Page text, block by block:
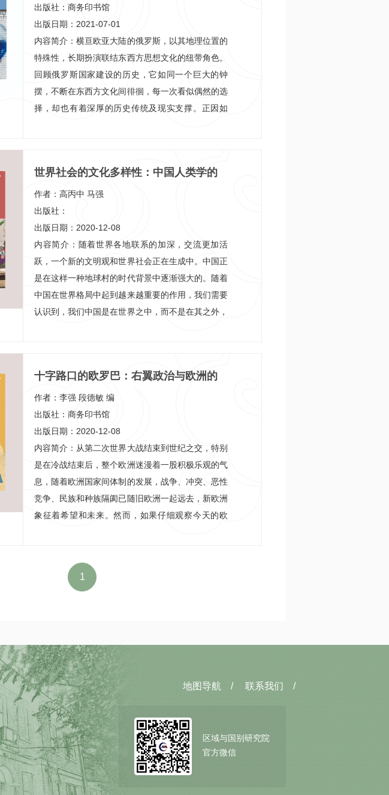
政治的运作和走向。
出版社：商务印书馆
出版日期：2021-07-01
内容简介：横亘欧亚大陆的俄罗斯，以其地理位置的
特殊性，长期扮演联结东西方思想文化的纽带角色。
回顾俄罗斯国家建设的历史，它如同一个巨大的钟
摆，不断在东西方文化间徘徊，每一次看似偶然的选
择，却也有着深厚的历史传统及现实支撑。正因如
表性的问题展开研究分析，以期深入揭示俄罗斯国家
建构的内在逻辑。
世界社会的文化多样性：中国人类学的
作者：高丙中 马强
出版社：
出版日期：2020-12-08
内容简介：随着世界各地联系的加深，交流更加活
跃，一个新的文明观和世界社会正在生成中。中国正
是在这样一种地球村的时代背景中逐渐强大的。随着
中国在世界格局中起到越来越重要的作用，我们需要
认识到，我们中国是在世界之中，而不是在其之外，
章的主题涉及地域从印度到菲律宾，从俄罗斯到德
国、美国，正是近年来北京大学人类学倡导的海外民
族志的成果的一种集中体现。
十字路口的欧罗巴：右翼政治与欧洲的
作者：李强 段德敏 编
出版社：商务印书馆
出版日期：2020-12-08
内容简介：从第二次世界大战结束到世纪之交，特别
是在冷战结束后，整个欧洲迷漫着一股积极乐观的气
息，随着欧洲国家间体制的发展，战争、冲突、恶性
竞争、民族和种族隔阂已随旧欧洲一起远去，新欧洲
象征着希望和未来。然而，如果仔细观察今天的欧
吹国家的自主性，强烈质疑欧盟的正当性。对很多普
通人来说，欧洲层面的超国家共同体似乎已经不再是
1
地图导航 / 联系我们 /
区域与国别研究院
官方微信